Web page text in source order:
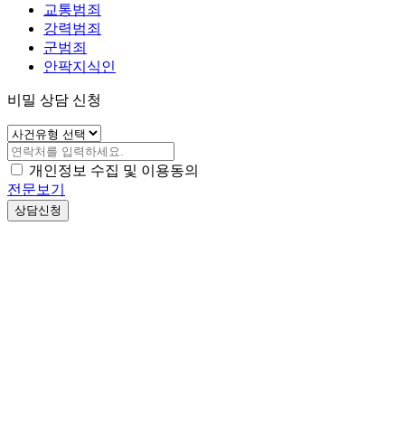
교통범죄
강력범죄
군범죄
안팍지식인
비밀 상담 신청
개인정보 수집 및 이용동의
전문보기
상담신청